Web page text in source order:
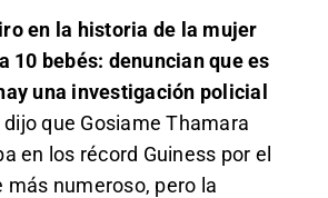
en la historia de la mujer
10 bebés: denuncian que es
una investigación policial
dijo que Gosiame Thamara
en los récord Guiness por el
más numeroso, pero la